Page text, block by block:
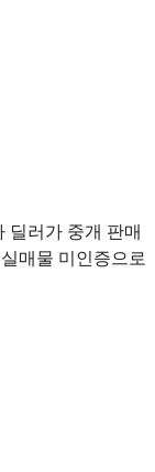
딜러가 중개 판매
매물 미인증으로